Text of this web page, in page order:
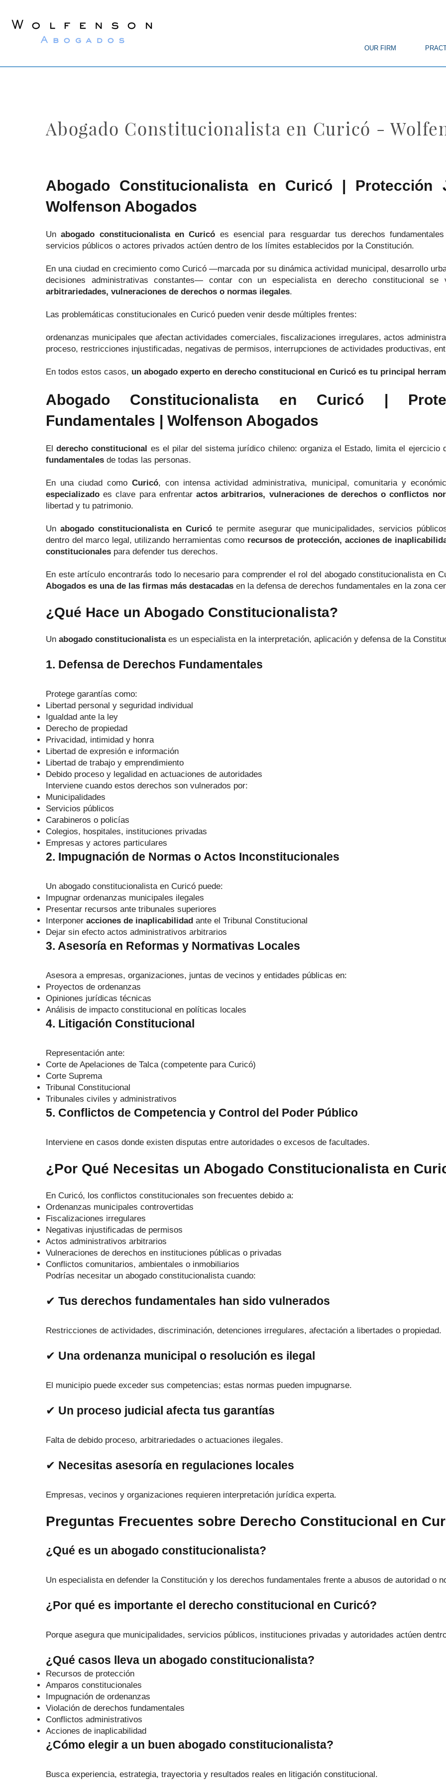
OUR FIRM
Abogado Constitucionalista en Curicó -
Abogado Constitucionalista en Curicó | Protección
Wolfenson Abogados
Unabogado constitucionalista en Curicó es esencial para resguardar tus derechos
servicios públicos o actores privados actúen dentro de los límites establecidos por la Constitución.
En una ciudad en crecimiento como Curicó —marcada por su dinámica actividad municipal, desarrollo
decisiones administrativas constantes— contar con un especialista en derecho constitucional
arbitrariedades, vulneraciones de derechos o normas ilegales.
Las problemáticas constitucionales en Curicó pueden venir desde múltiples frentes:
ordenanzas municipales que afectan actividades comerciales, fiscalizaciones irregulares, actos
proceso, restricciones injustificadas, negativas de permisos, interrupciones de actividades productivas,
En todos estos casos, un abogado experto en derecho constitucional en Curicó es tu principal
Abogado Constitucionalista en Curicó |
Fundamentales | Wolfenson Abogados
Elderecho constitucional es el pilar del sistema jurídico chileno: organiza el Estado, limita el ejercicio
fundamentales de todas las personas.
En una ciudad como Curicó, con intensa actividad administrativa, municipal, comunitaria y
especializado es clave para enfrentaractos arbitrarios, vulneraciones de derechos o conflictos
libertad y tu patrimonio.
Un abogado constitucionalista en Curicó te permite asegurar que municipalidades, servicios
dentro del marco legal, utilizando herramientas como recursos de protección, acciones de
constitucionales para defender tus derechos.
En este artículo encontrarás todo lo necesario para comprender el rol del abogado constitucionalista en
Abogados es una de las firmas más destacadas en la defensa de derechos fundamentales en la zona
¿Qué Hace un Abogado Constitucionalista?
Un abogado constitucionalistaes un especialista en la interpretación, aplicación y defensa de la
1. Defensa de Derechos Fundamentales
Protege garantías como:
Libertad personal y seguridad individual
Igualdad ante la ley
Derecho de propiedad
Privacidad, intimidad y honra
Libertad de expresión e información
Libertad de trabajo y emprendimiento
Debido proceso y legalidad en actuaciones de autoridades
Interviene cuando estos derechos son vulnerados por:
Municipalidades
Servicios públicos
Carabineros o policías
Colegios, hospitales, instituciones privadas
Empresas y actores particulares
2. Impugnación de Normas o Actos Inconstitucionales
Un abogado constitucionalista en Curicó puede:
Impugnar ordenanzas municipales ilegales
Presentar recursos ante tribunales superiores
Interponer acciones de inaplicabilidad ante el Tribunal Constitucional
Dejar sin efecto actos administrativos arbitrarios
3. Asesoría en Reformas y Normativas Locales
Asesora a empresas, organizaciones, juntas de vecinos y entidades públicas en:
Proyectos de ordenanzas
Opiniones jurídicas técnicas
Análisis de impacto constitucional en políticas locales
4. Litigación Constitucional
Representación ante:
Corte de Apelaciones de Talca (competente para Curicó)
Corte Suprema
Tribunal Constitucional
Tribunales civiles y administrativos
5. Conflictos de Competencia y Control del Poder Público
Interviene en casos donde existen disputas entre autoridades o excesos de facultades.
¿Por Qué Necesitas un Abogado Constitucionalista en
En Curicó, los conflictos constitucionales son frecuentes debido a:
Ordenanzas municipales controvertidas
Fiscalizaciones irregulares
Negativas injustificadas de permisos
Actos administrativos arbitrarios
Vulneraciones de derechos en instituciones públicas o privadas
Conflictos comunitarios, ambientales o inmobiliarios
Podrías necesitar un abogado constitucionalista cuando:
✔ Tus derechos fundamentales han sido vulnerados
Restricciones de actividades, discriminación, detenciones irregulares, afectación a libertades o propiedad.
✔ Una ordenanza municipal o resolución es ilegal
El municipio puede exceder sus competencias; estas normas pueden impugnarse.
✔ Un proceso judicial afecta tus garantías
Falta de debido proceso, arbitrariedades o actuaciones ilegales.
✔ Necesitas asesoría en regulaciones locales
Empresas, vecinos y organizaciones requieren interpretación jurídica experta.
Preguntas Frecuentes sobre Derecho Constitucional en
¿Qué es un abogado constitucionalista?
Un especialista en defender la Constitución y los derechos fundamentales frente a abusos de autoridad o
¿Por qué es importante el derecho constitucional en Curicó?
Porque asegura que municipalidades, servicios públicos, instituciones privadas y autoridades actúen
¿Qué casos lleva un abogado constitucionalista?
Recursos de protección
Amparos constitucionales
Impugnación de ordenanzas
Violación de derechos fundamentales
Conflictos administrativos
Acciones de inaplicabilidad
¿Cómo elegir a un buen abogado constitucionalista?
Busca experiencia, estrategia, trayectoria y resultados reales en litigación constitucional.
Wolfenson